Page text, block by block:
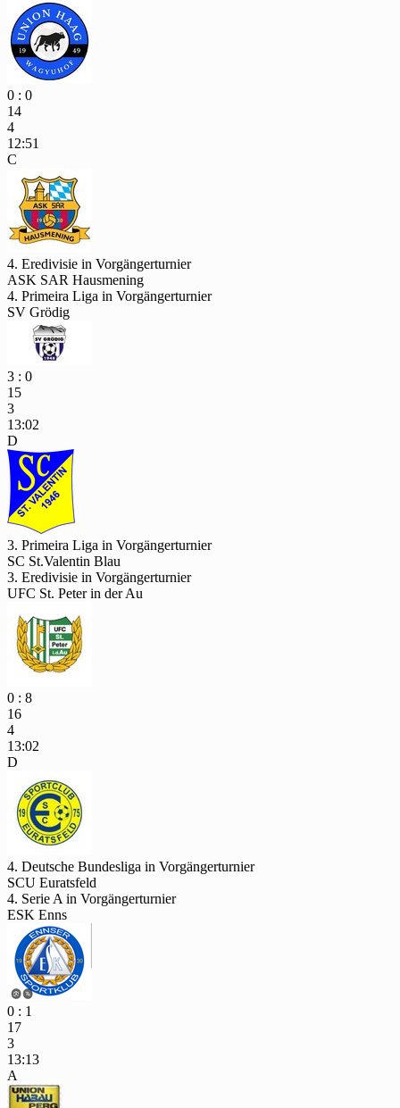
0 : 0
14
4
12:51
C
4. Eredivisie in Vorgängerturnier
ASK SAR Hausmening
4. Primeira Liga in Vorgängerturnier
SV Grödig
3 : 0
15
3
13:02
D
3. Primeira Liga in Vorgängerturnier
SC St.Valentin Blau
3. Eredivisie in Vorgängerturnier
UFC St. Peter in der Au
0 : 8
16
4
13:02
D
4. Deutsche Bundesliga in Vorgängerturnier
SCU Euratsfeld
4. Serie A in Vorgängerturnier
ESK Enns
0 : 1
17
3
13:13
A